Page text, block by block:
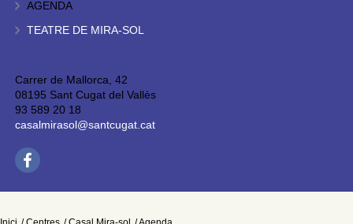
AGENDA
TEATRE DE MIRA-SOL
Carrer de Mallorca, 42
08195 Sant Cugat del Vallès
93 589 20 18
casalmirasol@santcugat.cat